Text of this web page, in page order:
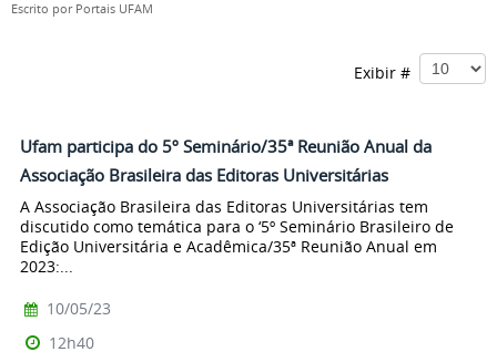
Escrito por Portais UFAM
Exibir #
Ufam participa do 5º Seminário/35ª Reunião Anual da
Associação Brasileira das Editoras Universitárias
A Associação Brasileira das Editoras Universitárias tem
discutido como temática para o ‘5º Seminário Brasileiro de
Edição Universitária e Acadêmica/35ª Reunião Anual em
2023:...
10/05/23
12h40